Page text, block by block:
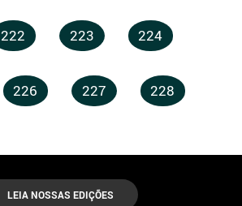
222 223 224
226 227 228
LEIA NOSSAS EDIÇÕES